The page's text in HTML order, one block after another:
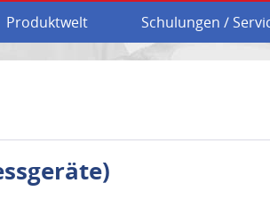
Produktwelt Schulungen /